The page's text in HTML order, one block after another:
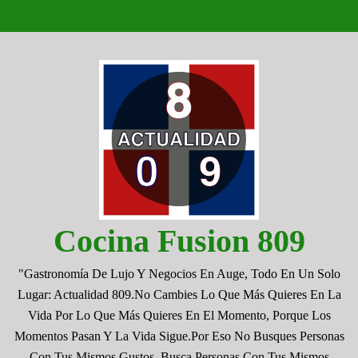
Cocina Fusion 809
"Gastronomía De Lujo Y Negocios En Auge, Todo En Un Solo
Lugar: Actualidad 809.No Cambies Lo Que Más Quieres En La
Vida Por Lo Que Más Quieres En El Momento, Porque Los
Momentos Pasan Y La Vida Sigue.por Eso No Busques Personas